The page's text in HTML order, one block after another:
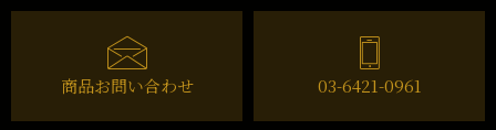
商品お問い合わせ 03-6421-0961